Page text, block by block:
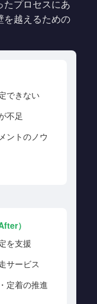
たプロセスにあ
を越えるための
できない
不足
ントのノウ
）
を支援
サービス
定着の推進